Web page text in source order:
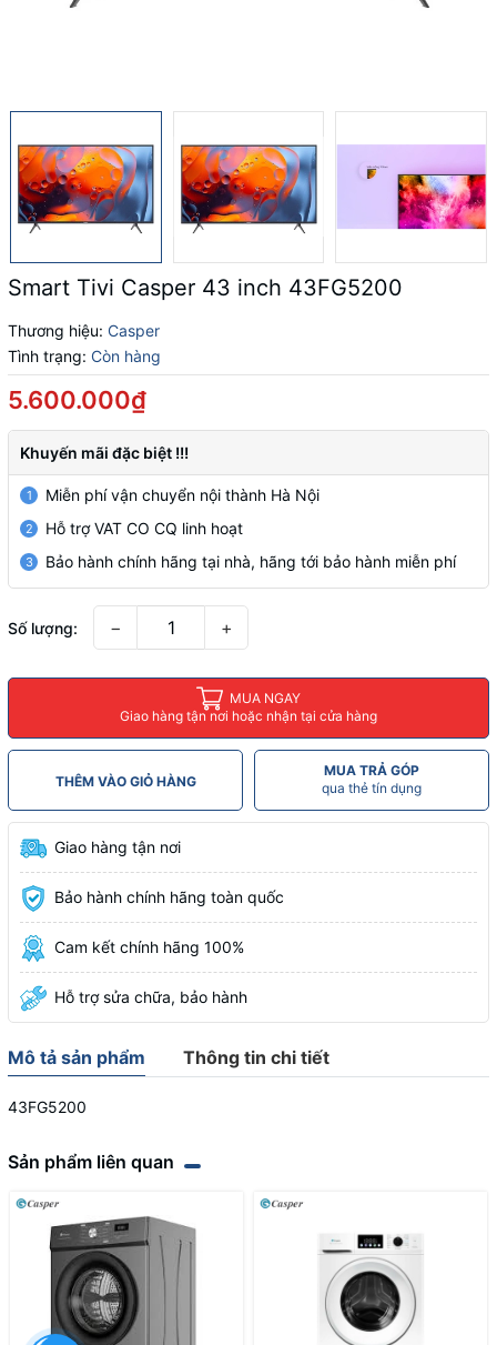
Smart Tivi Casper 43 inch 43FG5200
Thương hiệu: Casper
Tình trạng: Còn hàng
5.600.000₫
Khuyến mãi đặc biệt !!!
1 Miễn phí vận chuyển nội thành Hà Nội
2 Hỗ trợ VAT CO CQ linh hoạt
3 Bảo hành chính hãng tại nhà, hãng tới bảo hành miễn phí
Số lượng: − +
MUA NGAY
Giao hàng tận nơi hoặc nhận tại cửa hàng
THÊM VÀO GIỎ HÀNG
MUA TRẢ GÓP
qua thẻ tín dụng
Giao hàng tận nơi
Bảo hành chính hãng toàn quốc
Cam kết chính hãng 100%
Hỗ trợ sửa chữa, bảo hành
Mô tả sản phẩm Thông tin chi tiết
43FG5200
Sản phẩm liên quan